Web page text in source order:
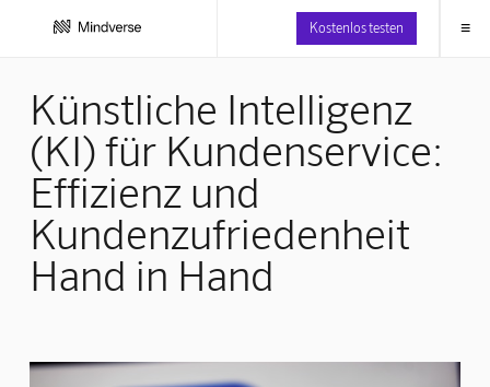
Kostenlos testen ≡
Künstliche Intelligenz
(KI) für Kundenservice:
Effizienz und
Kundenzufriedenheit
Hand in Hand